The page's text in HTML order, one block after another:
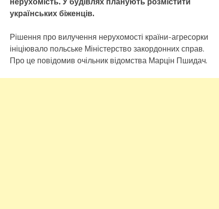
українських біженців.
Рішення про вилучення нерухомості країни-агресорки
ініціювало польське Міністерство закордонних справ.
Про це повідомив очільник відомства Марцін Пшидач.